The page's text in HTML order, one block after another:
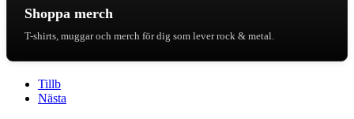
Shoppa merch
T-shirts, muggar och merch för dig som lever rock & metal.
Tillb
Nästa